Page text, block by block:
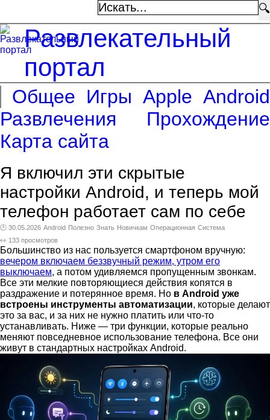
🔍
Развлекательный
портал
Общее Игры Apple Android
Развлечения
Прохождение
Карта сайта
Я включил эти скрытые
настройки Android, и теперь мой
телефон работает сам по себе
🕑 30.05.2026 Android Полезно Знать Новичкам Операционная Система
👀 133 просмотров
Большинство из нас пользуется смартфоном вручную:
вечером включаем беззвучный режим, утром его
выключаем, а потом удивляемся пропущенным звонкам.
Все эти мелкие повторяющиеся действия копятся в
раздражение и потерянное время. Но в Android уже
встроены инструменты автоматизации, которые делают
это за вас, и за них не нужно платить или что-то
устанавливать. Ниже — три функции, которые реально
меняют повседневное использование телефона. Все они
живут в стандартных настройках Android.